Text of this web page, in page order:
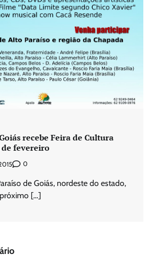
recebe Feira de Cultura
fevereiro
0
de Goiás, nordeste do estado,
[…]